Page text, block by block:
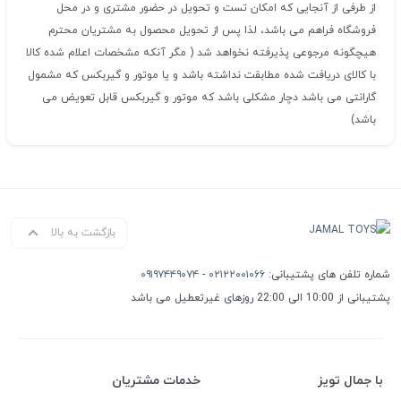
از طرفی از آنجایی که امکان تست و تحویل در حضور مشتری و در محل
فروشگاه فراهم می باشد، لذا پس از تحویل محصول به مشتریان محترم
هیچگونه مرجوعی پذیرفته نخواهد شد ( مگر آنکه مشخصات اعلام شده کالا
با کالای دریافت شده مطابقت نداشته باشد و یا موتور و گیربکس که مشمول
گارانتی می باشد دچار مشکلی باشد که موتور و گیربکس قابل تعویض می
باشد)
بازگشت به بالا
شماره تلفن های پشتیبانی: ۰۲۱۲۲۰۰۱۰۶۶ - ۰۹۱۹۷۴۴۹۰۷۴
پشتیبانی از 10:00 الی 22:00 روزهای غیرتعطیل می باشد
با جمال تویز خدمات مشتریان